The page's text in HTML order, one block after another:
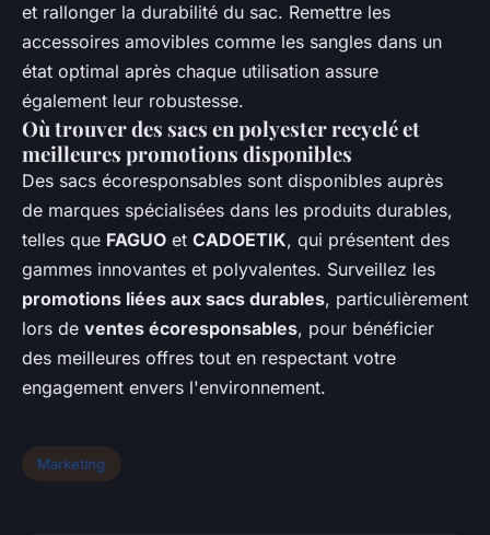
et rallonger la durabilité du sac. Remettre les
accessoires amovibles comme les sangles dans un
état optimal après chaque utilisation assure
également leur robustesse.
Où trouver des sacs en polyester recyclé et
meilleures promotions disponibles
Des sacs écoresponsables sont disponibles auprès
de marques spécialisées dans les produits durables,
telles que FAGUO et CADOETIK, qui présentent des
gammes innovantes et polyvalentes. Surveillez les
promotions liées aux sacs durables, particulièrement
lors de ventes écoresponsables, pour bénéficier
des meilleures offres tout en respectant votre
engagement envers l'environnement.
Marketing